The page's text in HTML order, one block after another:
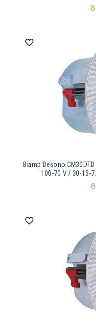
Biamp Desono
100-70 V / 30-15-